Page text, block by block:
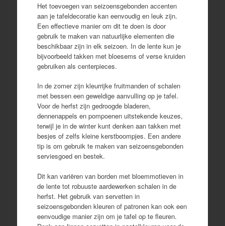
Het toevoegen van seizoensgebonden accenten
aan je tafeldecoratie kan eenvoudig en leuk zijn.
Een effectieve manier om dit te doen is door
gebruik te maken van natuurlijke elementen die
beschikbaar zijn in elk seizoen. In de lente kun je
bijvoorbeeld takken met bloesems of verse kruiden
gebruiken als centerpieces.
In de zomer zijn kleurrijke fruitmanden of schalen
met bessen een geweldige aanvulling op je tafel.
Voor de herfst zijn gedroogde bladeren,
dennenappels en pompoenen uitstekende keuzes,
terwijl je in de winter kunt denken aan takken met
besjes of zelfs kleine kerstboompjes. Een andere
tip is om gebruik te maken van seizoensgebonden
serviesgoed en bestek.
Dit kan variëren van borden met bloemmotieven in
de lente tot robuuste aardewerken schalen in de
herfst. Het gebruik van servetten in
seizoensgebonden kleuren of patronen kan ook een
eenvoudige manier zijn om je tafel op te fleuren.